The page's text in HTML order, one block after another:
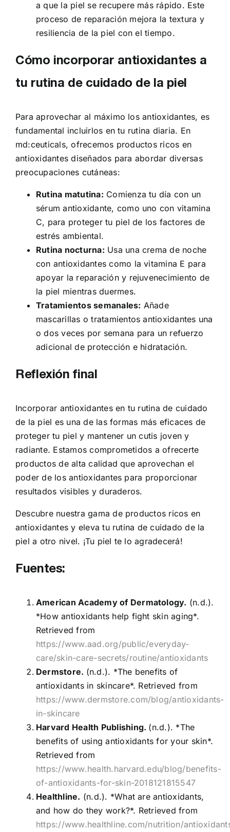
a que la piel se recupere más rápido. Este
proceso de reparación mejora la textura y
resiliencia de la piel con el tiempo.
Cómo incorporar antioxidantes a
tu rutina de cuidado de la piel
Para aprovechar al máximo los antioxidantes, es
fundamental incluirlos en tu rutina diaria. En
md:ceuticals, ofrecemos productos ricos en
antioxidantes diseñados para abordar diversas
preocupaciones cutáneas:
Rutina matutina: Comienza tu día con un
sérum antioxidante, como uno con vitamina
C, para proteger tu piel de los factores de
estrés ambiental.
Rutina nocturna: Usa una crema de noche
con antioxidantes como la vitamina E para
apoyar la reparación y rejuvenecimiento de
la piel mientras duermes.
Tratamientos semanales: Añade
mascarillas o tratamientos antioxidantes una
o dos veces por semana para un refuerzo
adicional de protección e hidratación.
Reflexión final
Incorporar antioxidantes en tu rutina de cuidado
de la piel es una de las formas más eficaces de
proteger tu piel y mantener un cutis joven y
radiante. Estamos comprometidos a ofrecerte
productos de alta calidad que aprovechan el
poder de los antioxidantes para proporcionar
resultados visibles y duraderos.
Descubre nuestra gama de productos ricos en
antioxidantes y eleva tu rutina de cuidado de la
piel a otro nivel. ¡Tu piel te lo agradecerá!
Fuentes:
American Academy of Dermatology. (n.d.).
*How antioxidants help fight skin aging*.
Retrieved from
https://www.aad.org/public/everyday-
care/skin-care-secrets/routine/antioxidants
Dermstore. (n.d.). *The benefits of
antioxidants in skincare*. Retrieved from
https://www.dermstore.com/blog/antioxidants-
in-skincare
Harvard Health Publishing. (n.d.). *The
benefits of using antioxidants for your skin*.
Retrieved from
https://www.health.harvard.edu/blog/benefits-
of-antioxidants-for-skin-2018121815547
Healthline. (n.d.). *What are antioxidants,
and how do they work?*. Retrieved from
https://www.healthline.com/nutrition/